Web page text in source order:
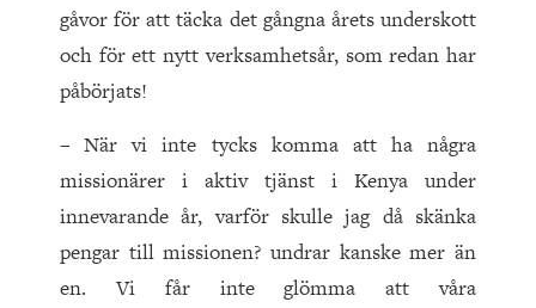
gåvor för att täcka det gångna årets underskott
och för ett nytt verksamhetsår, som redan har
påbörjats!
– När vi inte tycks komma att ha några
missionärer i aktiv tjänst i Kenya under
innevarande år, varför skulle jag då skänka
pengar till missionen? undrar kanske mer än
en. Vi får inte glömma att våra